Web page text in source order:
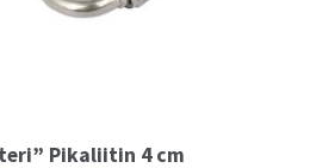
Pikaliitin 4 cm